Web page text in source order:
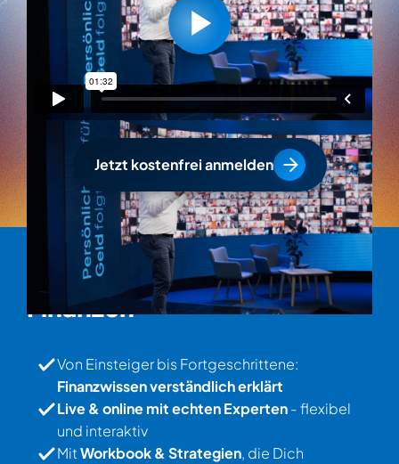
Jetzt kostenfrei anmelden
Der grüne Haken für Deine
Finanzen
Von Einsteiger bis Fortgeschrittene:
Finanzwissen verständlich erklärt
Live & online mit echten Experten- flexibel
und interaktiv
MitWorkbook & Strategien, die Dich